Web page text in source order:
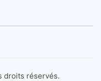
droits réservés.